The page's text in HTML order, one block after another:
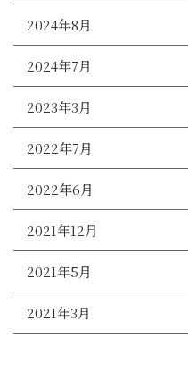
2024年8月
2024年7月
2023年3月
2022年7月
2022年6月
2021年12月
2021年5月
2021年3月